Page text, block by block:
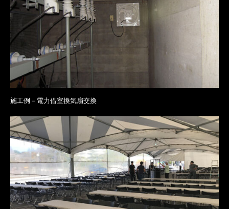
施工例－電力借室換気扇交換